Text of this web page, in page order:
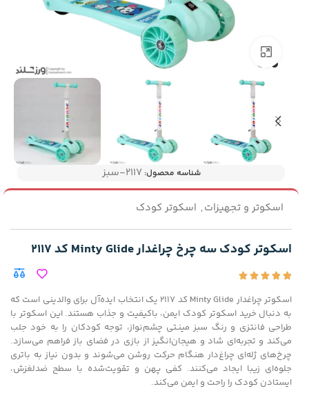
بزرگنمایی تصویر
شناسه محصول:۲۱۱۷-سبز
اسکوتر و تجهیزات, اسکوتر کودک
اسکوتر کودک سه چرخ چراغدار Minty Glide کد 2117
اسکوتر چراغدار Minty Glide کد 2117 یک انتخاب ایده‌آل برای والدینی است که
به دنبال خرید اسکوتر کودک ایمن، باکیفیت و جذاب هستند. این اسکوتر با
طراحی فانتزی و رنگ سبز مینـتی چشم‌نواز، توجه کودکان را به خود جلب
می‌کند و تجربه‌ای شاد و هیجان‌انگیز از بازی در فضای باز فراهم می‌سازد.
چرخ‌های ژله‌ای چراغ‌دار هنگام حرکت روشن می‌شوند و بدون نیاز به باتری
جلوه‌ای زیبا ایجاد می‌کنند. کفی پهن و تقویت‌شده با سطح ضدلغزش،
ایستادن کودک را راحت و ایمن می‌کند.